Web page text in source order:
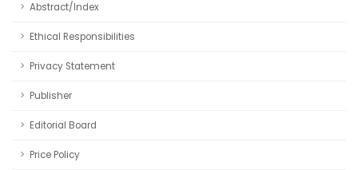
Abstract/Index
Ethical Responsibilities
Privacy Statement
Publisher
Editorial Board
Price Policy